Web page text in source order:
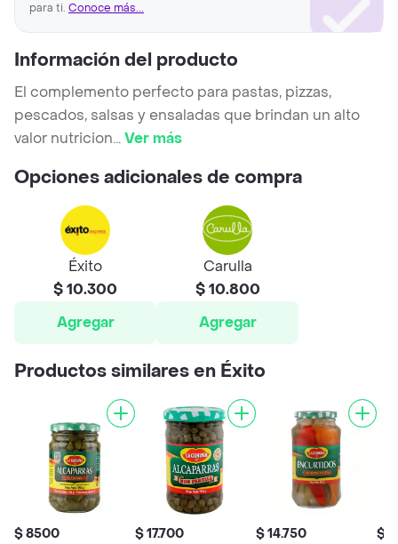
para ti. Conoce más...
Información del producto
El complemento perfecto para pastas, pizzas,
pescados, salsas y ensaladas que brindan un alto
valor nutricion...Ver más
Opciones adicionales de compra
Éxito
$ 10.300
Agregar
Carulla
$ 10.800
Agregar
Productos similares en Éxito
$ 8500 $ 17.700 $ 14.750 $